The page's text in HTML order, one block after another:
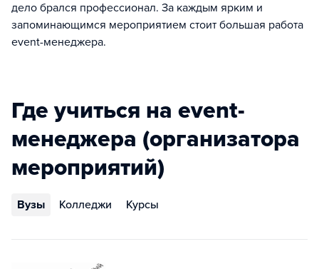
дело брался профессионал. За каждым ярким и
запоминающимся мероприятием стоит большая работа
event-менеджера.
Где учиться на event-
менеджера (организатора
мероприятий)
Вузы Колледжи Курсы